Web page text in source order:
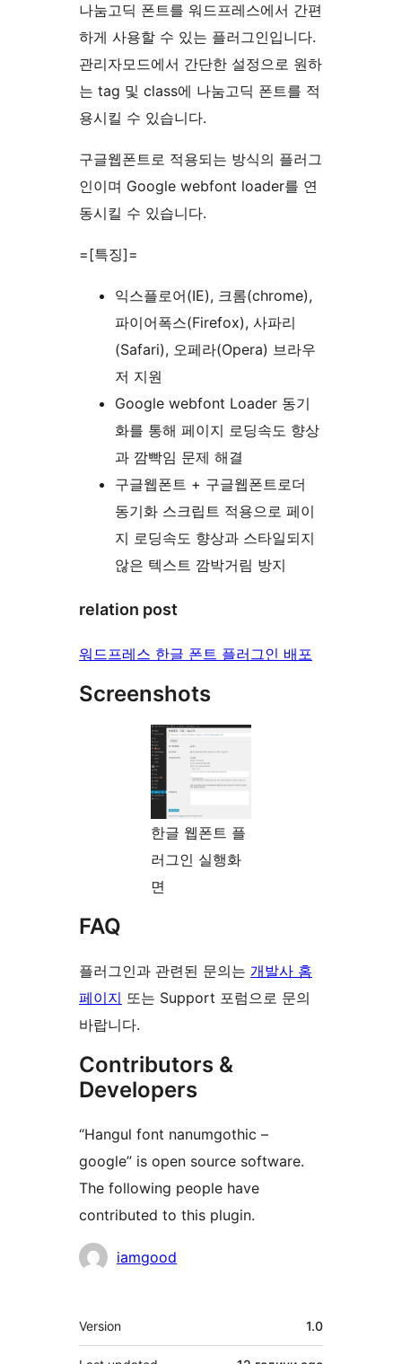
나눔고딕 폰트를 워드프레스에서 간편
하게 사용할 수 있는 플러그인입니다.
관리자모드에서 간단한 설정으로 원하
는 tag 및 class에 나눔고딕 폰트를 적
용시킬 수 있습니다.
구글웹폰트로 적용되는 방식의 플러그
인이며 Google webfont loader를 연
동시킬 수 있습니다.
=[특징]=
익스플로어(IE), 크롬(chrome),
파이어폭스(Firefox), 사파리
(Safari), 오페라(Opera) 브라우
저 지원
Google webfont Loader 동기
화를 통해 페이지 로딩속도 향상
과 깜빡임 문제 해결
구글웹폰트 + 구글웹폰트로더
동기화 스크립트 적용으로 페이
지 로딩속도 향상과 스타일되지
않은 텍스트 깜박거림 방지
relation post
워드프레스 한글 폰트 플러그인 배포
Screenshots
한글 웹폰트 플
러그인 실행화
면
FAQ
플러그인과 관련된 문의는 개발사 홈
페이지 또는 Support 포럼으로 문의
바랍니다.
Contributors &
Developers
“Hangul font nanumgothic –
google” is open source software.
The following people have
contributed to this plugin.
Contributors
iamgood
Meta
Version 1.0